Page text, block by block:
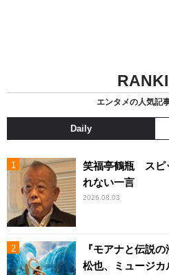
エンタメの人気記
Daily
笑福亭鶴瓶 スピ
れない一言
2026.08.03
『モアナと伝説
松也、ミュージ